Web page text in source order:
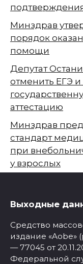
Минздрав
порядок
помощи
Депутат
отменить ЕГЭ и
аттестацию
Минздрав
стандарт
при
у взрослых
Выходные
Средство
издание «Aobe»
— 77045 от
Федеральной